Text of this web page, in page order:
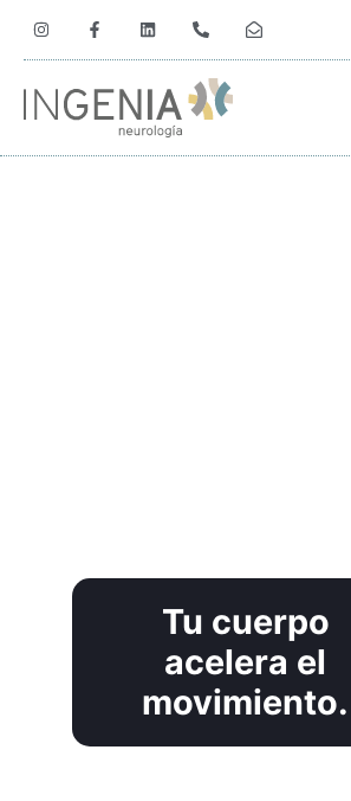
Tu cuerpo
acelera el
movimiento.